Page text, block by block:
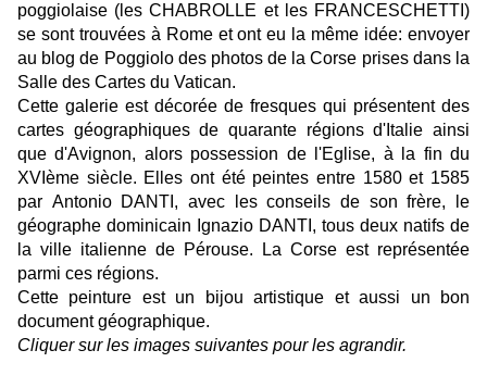
poggiolaise (les CHABROLLE et les FRANCESCHETTI)
se sont trouvées à Rome et ont eu la même idée: envoyer
au blog de Poggiolo des photos de la Corse prises dans la
Salle des Cartes du Vatican.
Cette galerie est décorée de fresques qui présentent des
cartes géographiques de quarante régions d'Italie ainsi
que d'Avignon, alors possession de l'Eglise, à la fin du
XVIème siècle. Elles ont été peintes entre 1580 et 1585
par Antonio DANTI, avec les conseils de son frère, le
géographe dominicain Ignazio DANTI, tous deux natifs de
la ville italienne de Pérouse. La Corse est représentée
parmi ces régions.
Cette peinture est un bijou artistique et aussi un bon
document géographique.
Cliquer sur les images suivantes pour les agrandir.